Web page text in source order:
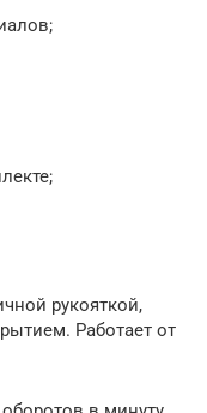
рукояткой,
Работает от